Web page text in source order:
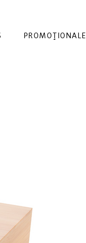
PROMOȚIONALE